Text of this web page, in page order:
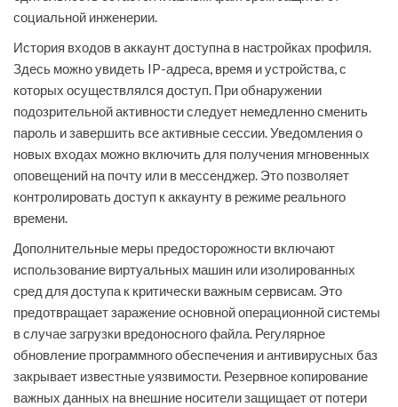
социальной инженерии.
История входов в аккаунт доступна в настройках профиля.
Здесь можно увидеть IP-адреса, время и устройства, с
которых осуществлялся доступ. При обнаружении
подозрительной активности следует немедленно сменить
пароль и завершить все активные сессии. Уведомления о
новых входах можно включить для получения мгновенных
оповещений на почту или в мессенджер. Это позволяет
контролировать доступ к аккаунту в режиме реального
времени.
Дополнительные меры предосторожности включают
использование виртуальных машин или изолированных
сред для доступа к критически важным сервисам. Это
предотвращает заражение основной операционной системы
в случае загрузки вредоносного файла. Регулярное
обновление программного обеспечения и антивирусных баз
закрывает известные уязвимости. Резервное копирование
важных данных на внешние носители защищает от потери